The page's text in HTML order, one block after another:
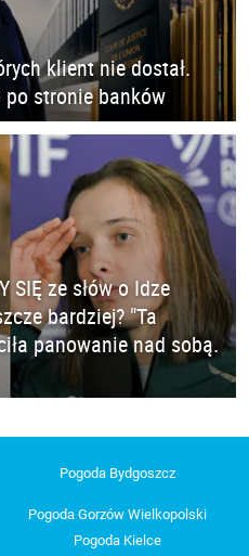
klient nie dostał.
po stronie banków
SIĘ ze słów o Idze
bardziej? "Ta
panowanie nad sobą.
Pogoda Bydgoszcz
Pogoda Gorzów Wielkopolski
Pogoda Kielce